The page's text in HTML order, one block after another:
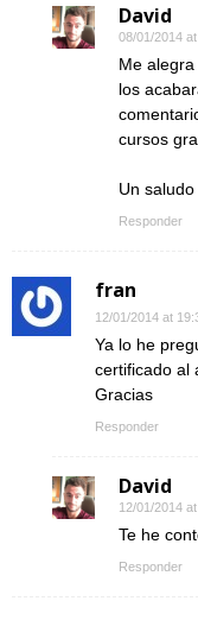
David
08/01/2014
Me
los
cursos
Un saludo
Responder
fran
12/01/2014 at
Ya lo he
certificado al
Gracias
Responder
David
12/01/2014
Te he
Responder